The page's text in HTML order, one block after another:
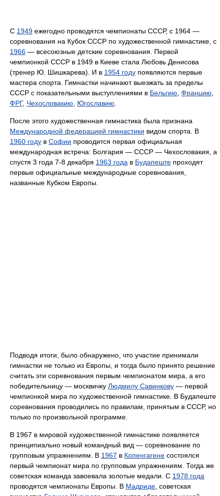
С 1949 ежегодно проводятся чемпионаты СССР, с 1964 —
соревнования на Кубок СССР по художественной гимнастике, с
1966 — всесоюзные детские соревнования. Первой
чемпионкой СССР в 1949 в Киеве стала Любовь Денисова
(тренер Ю. Шишкарева). И в 1954 году появляются первые
мастера спорта. Гимнастки начинают выезжать за пределы
СССР с показательными выступлениями в Бельгию Францию
ФРГ, Чехословакию Югославию
После этого художественная гимнастика была признана
Международной федерацией гимнастики видом спорта. В
1960 году в Софии проводится первая официальная
международная встреча: Болгария — СССР — Чехословакия, а
спустя 3 года 7-8 декабря 1963 года в Будапеште проходят
первые официальные международные соревнования,
названные Кубком Европы.
Подводя итоги, было обнаружено, что участие принимали
гимнастки не только из Европы, и тогда было принято решение
считать эти соревнования первым чемпионатом мира, а его
победительницу — москвичку Людмилу Савинкову — первой
чемпионкой мира по художественной гимнастике. В Будапеште
соревнования проводились по правилам, принятым в СССР, но
только по произвольной программе.
В 1967 в мировой художественной гимнастике появляется
принципиально новый командный вид — соревнование по
групповым упражнениям. В 1967 в Копенгагене состоялся
первый чемпионат мира по групповым упражнениям. Тогда же
советская команда завоевала золотые медали. С 1978 года
проводятся чемпионаты Европы. В Мадриде , советская